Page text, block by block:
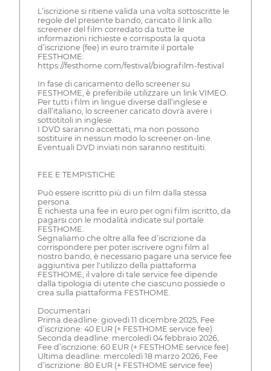
L’iscrizione si ritiene valida una volta sottoscritte le
regole del presente bando, caricato il link allo
screener del film corredato da tutte le
informazioni richieste e corrisposta la quota
d’iscrizione (fee) in euro tramite il portale
FESTHOME:
https://festhome.com/festival/biografilm-festival
In fase di caricamento dello screener su
FESTHOME, è preferibile utilizzare un link VIMEO.
Per tutti i film in lingue diverse dall’inglese e
dall’italiano, lo screener caricato dovrà avere i
sottotitoli in inglese.
I DVD saranno accettati, ma non possono
sostituire in nessun modo lo screener on-line.
Eventuali DVD inviati non saranno restituiti.
FEE E TEMPISTICHE
Può essere iscritto più di un film dalla stessa
persona.
È richiesta una fee in euro per ogni film iscritto, da
pagarsi con le modalità indicate sul portale
FESTHOME.
Segnaliamo che oltre alla fee d’iscrizione da
corrispondere per poter iscrivere ogni film al
nostro bando, è necessario pagare una service fee
aggiuntiva per l'utilizzo della piattaforma
FESTHOME; il valore di tale service fee dipende
dalla tipologia di utente che ciascuno possiede o
crea sulla piattaforma FESTHOME.
Documentari
Prima deadline: giovedì 11 dicembre 2025, Fee
d’iscrizione: 40 EUR (+ FESTHOME service fee)
Seconda deadline: mercoledì 04 febbraio 2026,
Fee d’iscrizione: 60 EUR (+ FESTHOME service fee)
Ultima deadline: mercoledì 18 marzo 2026, Fee
d’iscrizione: 80 EUR (+ FESTHOME service fee)